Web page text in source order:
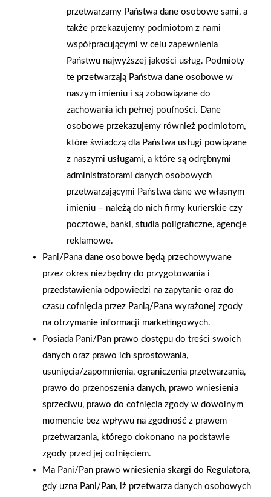
Grupa PSB Handel S.A.
gra z WOŚP. Powstała
firmowa eSkarbonka na
rzecz gastroenterologii
dziecięcej
Zacisze S.A. dołącza do
Grupy PSB. Sieć kończy
rok strategicznym
otwarciem po
rebrandingu
2025-12-31
Otwarcie sklepu PSB
Mrówka w Wyrzysku
przetwarzamy Państwa dane osobowe sami, a
także przekazujemy podmiotom z nami
współpracującymi w celu zapewnienia
Państwu najwyższej jakości usług. Podmioty
te przetwarzają Państwa dane osobowe w
naszym imieniu i są zobowiązane do
zachowania ich pełnej poufności. Dane
osobowe przekazujemy również podmiotom,
które świadczą dla Państwa usługi powiązane
z naszymi usługami, a które są odrębnymi
administratorami danych osobowych
przetwarzającymi Państwa dane we własnym
imieniu – należą do nich firmy kurierskie czy
pocztowe, banki, studia poligraficzne, agencje
reklamowe.
Pani/Pana dane osobowe będą przechowywane
przez okres niezbędny do przygotowania i
przedstawienia odpowiedzi na zapytanie oraz do
czasu cofnięcia przez Panią/Pana wyrażonej zgody
na otrzymanie informacji marketingowych.
Posiada Pani/Pan prawo dostępu do treści swoich
danych oraz prawo ich sprostowania,
usunięcia/zapomnienia, ograniczenia przetwarzania,
prawo do przenoszenia danych, prawo wniesienia
sprzeciwu, prawo do cofnięcia zgody w dowolnym
momencie bez wpływu na zgodność z prawem
przetwarzania, którego dokonano na podstawie
zgody przed jej cofnięciem.
Ma Pani/Pan prawo wniesienia skargi do Regulatora,
gdy uzna Pani/Pan, iż przetwarza danych osobowych